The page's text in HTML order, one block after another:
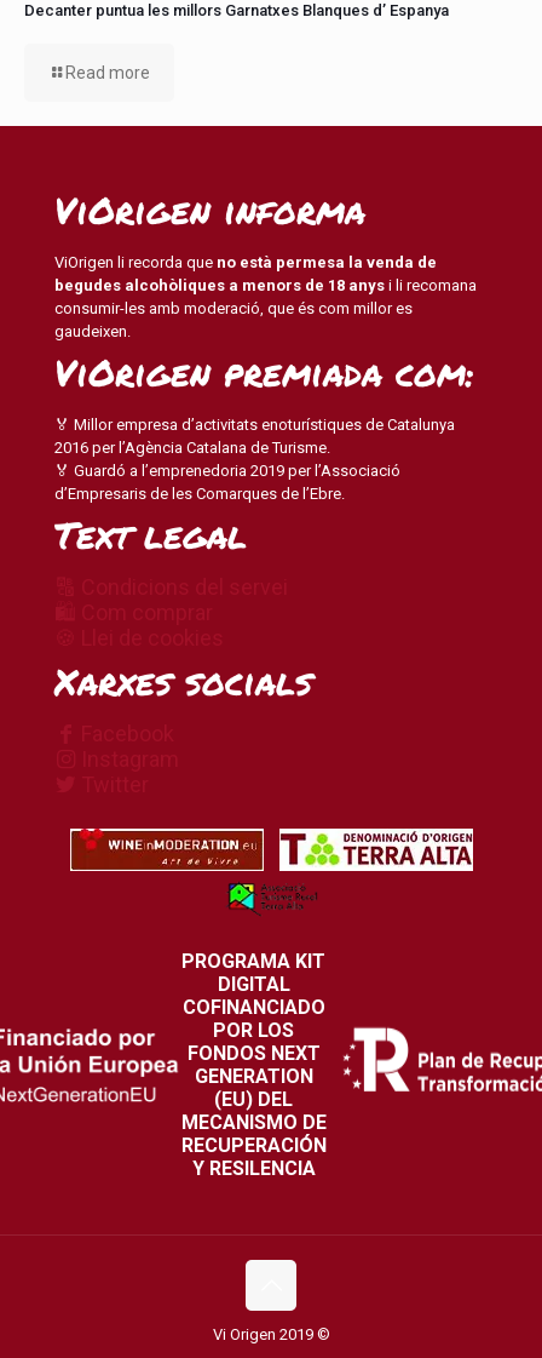
Decanter puntua les millors Garnatxes Blanques d’ Espanya
Read more
ViOrigen informa
ViOrigen li recorda que no està permesa la venda de
begudes alcohòliques a menors de 18 anys i li recomana
consumir-les amb moderació, que és com millor es
gaudeixen.
ViOrigen premiada com:
🏅 Millor empresa d’activitats enoturístiques de Catalunya
2016 per l’Agència Catalana de Turisme.
🏅 Guardó a l’emprenedoria 2019 per l’Associació
d’Empresaris de les Comarques de l’Ebre.
Text legal
Xarxes socials
PROGRAMA KIT
DIGITAL
COFINANCIADO
POR LOS
FONDOS NEXT
GENERATION
(EU) DEL
MECANISMO DE
RECUPERACIÓN
Y RESILENCIA
Vi Origen 2019 ©